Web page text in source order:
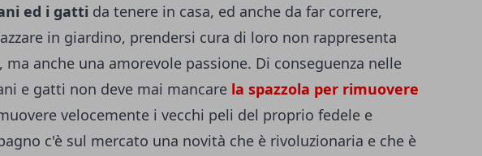
ed i gatti da tenere in casa, ed anche da far correre,
in giardino, prendersi cura di loro non rappresenta
anche una amorevole passione. Di conseguenza nelle
e gatti non deve mai mancare la spazzola per rimuovere
velocemente i vecchi peli del proprio fedele e
c'è sul mercato una novità che è rivoluzionaria e che è